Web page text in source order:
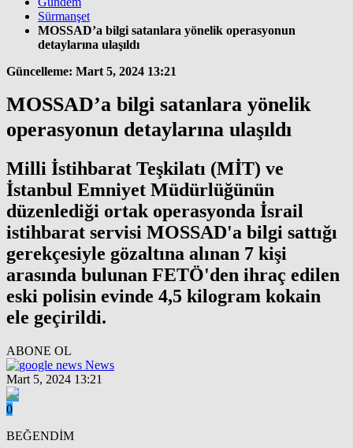
Sürmanşet
MOSSAD’a bilgi satanlara yönelik operasyonun
detaylarına ulaşıldı
Güncelleme: Mart 5, 2024 13:21
MOSSAD’a bilgi satanlara yönelik
operasyonun detaylarına ulaşıldı
Milli İstihbarat Teşkilatı (MİT) ve
İstanbul Emniyet Müdürlüğünün
düzenlediği ortak operasyonda İsrail
istihbarat servisi MOSSAD'a bilgi sattığı
gerekçesiyle gözaltına alınan 7 kişi
arasında bulunan FETÖ'den ihraç edilen
eski polisin evinde 4,5 kilogram kokain
ele geçirildi.
ABONE OL
News
Mart 5, 2024 13:21
0
BEĞENDİM